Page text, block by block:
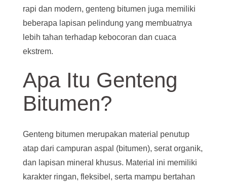
rapi dan modern, genteng bitumen juga memiliki
beberapa lapisan pelindung yang membuatnya
lebih tahan terhadap kebocoran dan cuaca
ekstrem.
Apa Itu Genteng
Bitumen?
Genteng bitumen merupakan material penutup
atap dari campuran aspal (bitumen), serat organik,
dan lapisan mineral khusus. Material ini memiliki
karakter ringan, fleksibel, serta mampu bertahan